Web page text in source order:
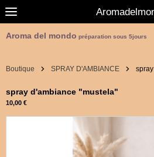
Aroma del mondo préparation sous 5jours
Boutique SPRAY D'AMBIANCE
spray d'ambiance "mustela"
10,00 €